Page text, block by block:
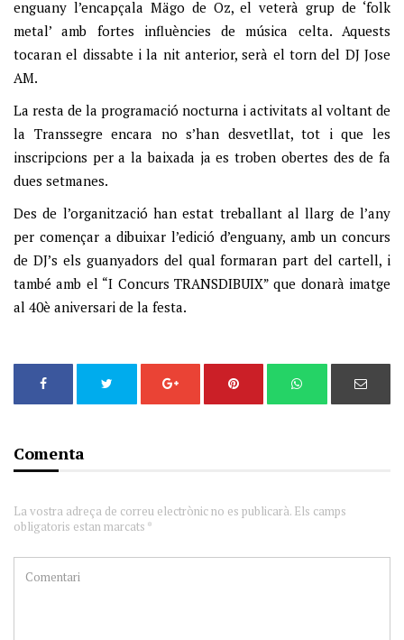
enguany l’encapçala Mägo de Oz, el veterà grup de ‘folk
metal’ amb fortes influències de música celta. Aquests
tocaran el dissabte i la nit anterior, serà el torn del DJ Jose
AM.
La resta de la programació nocturna i activitats al voltant de
la Transsegre encara no s’han desvetllat, tot i que les
inscripcions per a la baixada ja es troben obertes des de fa
dues setmanes.
Des de l’organització han estat treballant al llarg de l’any
per començar a dibuixar l’edició d’enguany, amb un concurs
de DJ’s els guanyadors del qual formaran part del cartell, i
també amb el “I Concurs TRANSDIBUIX” que donarà imatge
al 40è aniversari de la festa.
Comenta
La vostra adreça de correu electrònic no es publicarà. Els camps
obligatoris estan marcats *